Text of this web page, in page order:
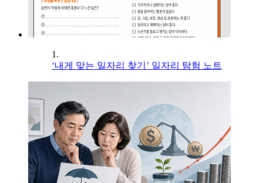
1.
‘내게 맞는 일자리 찾기’ 일자리 탐험 노트